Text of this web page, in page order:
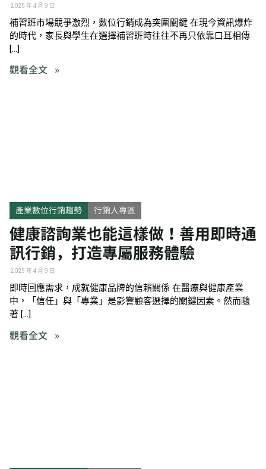
2025 年 4 月 9 日
補習班市場競爭激烈，數位行銷成為突圍關鍵 在現今資訊爆炸
的時代，家長與學生在選擇補習班時往往不再只依靠口耳相傳
[…]
觀看全文 »
產業數位行銷趨勢 行銷人專區
健康諮詢業也能這樣做！善用即時通
訊行銷，打造專屬服務體驗
2025 年 4 月 9 日
即時回應需求，成就健康品牌的信賴關係 在醫療與健康產業
中，「信任」與「專業」是影響顧客選擇的關鍵因素。然而隨
著 […]
觀看全文 »